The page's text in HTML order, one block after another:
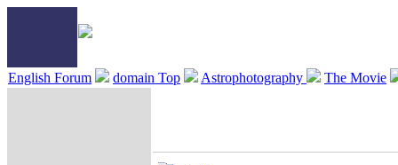
English Forum domain Top Astrophotography The Movie